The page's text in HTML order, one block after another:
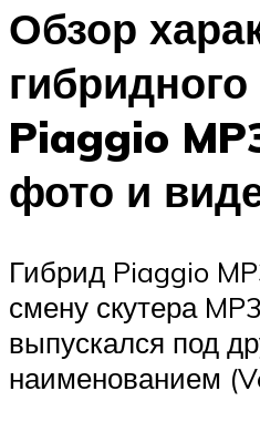
Обзор
гибридного
Piaggio
фото и
Гибрид Piaggio
смену скутера
выпускался под
наименованием